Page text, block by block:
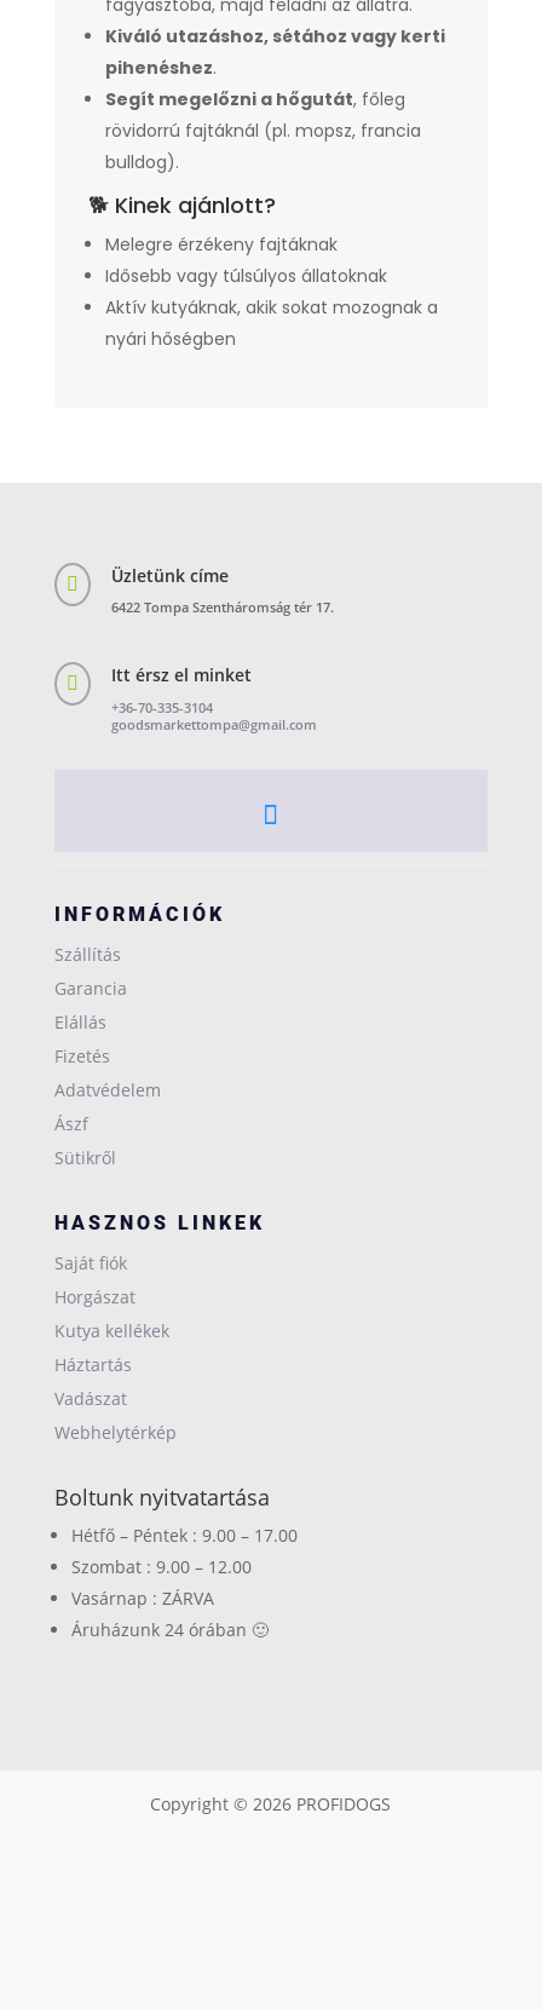
fagyasztóba, majd feladni az állatra.
Kiváló utazáshoz, sétához vagy kerti
pihenéshez.
Segít megelőzni a hőgutát, főleg
rövidorrú fajtáknál (pl. mopsz, francia
bulldog).
🐕 Kinek ajánlott?
Melegre érzékeny fajtáknak
Idősebb vagy túlsúlyos állatoknak
Aktív kutyáknak, akik sokat mozognak a
nyári hőségben
 Üzletünk címe
6422 Tompa Szentháromság tér 17.
 Itt érsz el minket
+36-70-335-3104
goodsmarkettompa@gmail.com
INFORMÁCIÓK
Szállítás
Garancia
Elállás
Fizetés
Adatvédelem
Ászf
Sütikről
HASZNOS LINKEK
Saját fiók
Horgászat
Kutya kellékek
Háztartás
Vadászat
Webhelytérkép
Boltunk nyitvatartása
Hétfő – Péntek : 9.00 – 17.00
Szombat : 9.00 – 12.00
Vasárnap : ZÁRVA
Áruházunk 24 órában 🙂
Copyright © 2026 PROFIDOGS